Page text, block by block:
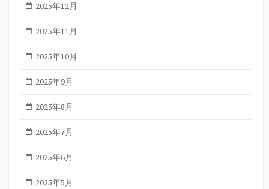
2025年12月
2025年11月
2025年10月
2025年9月
2025年8月
2025年7月
2025年6月
2025年5月